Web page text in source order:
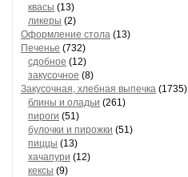
квасы (13)
ликеры (2)
Оформление стола (13)
Печенье (732)
сдобное (12)
закусочное (8)
Закусочная, хлебная выпечка (1735)
блины и оладьи (261)
пироги (51)
булочки и пирожки (51)
пиццы (13)
хачапури (12)
кексы (9)